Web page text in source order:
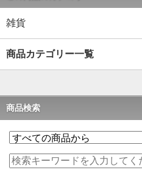
雑貨
商品カテゴリー一覧
商品検索